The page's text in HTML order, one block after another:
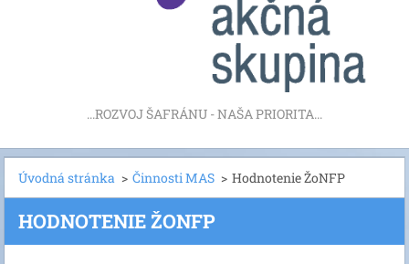
...ROZVOJ ŠAFRÁNU - NAŠA PRIORITA...
Úvodná stránka > Činnosti MAS > Hodnotenie ŽoNFP
HODNOTENIE ŽONFP